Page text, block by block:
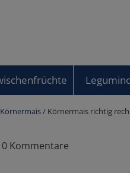
Körnermais/ Körnermais richtig
0 Kommentare